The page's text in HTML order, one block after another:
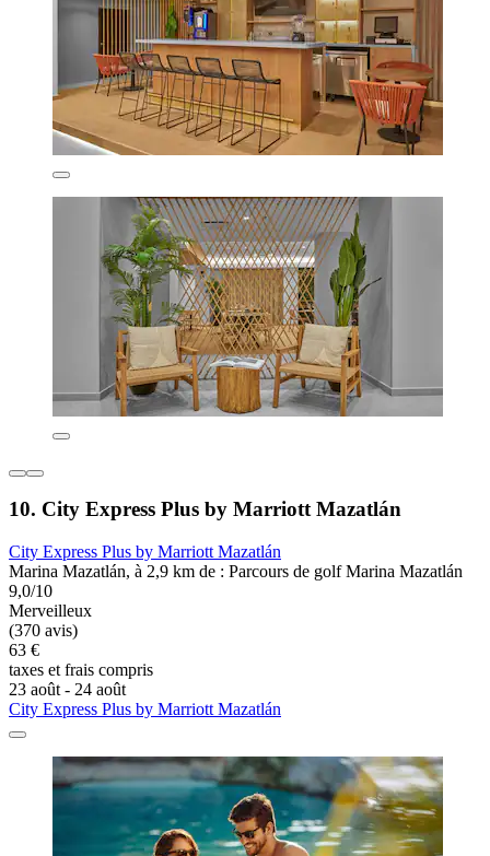
10. City Express Plus by Marriott Mazatlán
City Express Plus by Marriott Mazatlán
Marina Mazatlán, à 2,9 km de : Parcours de golf Marina Mazatlán
9,0/10
Merveilleux
(370 avis)
63 €
taxes et frais compris
23 août - 24 août
City Express Plus by Marriott Mazatlán